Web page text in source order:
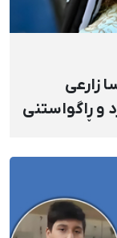
زارعی
و ڕاگواستنی